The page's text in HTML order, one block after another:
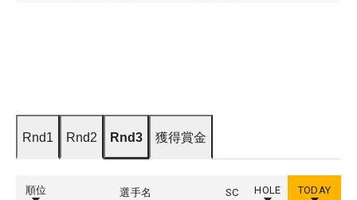
Rnd1 Rnd2 Rnd3 獲得賞金
順位 選手名 SC HOLE TODAY